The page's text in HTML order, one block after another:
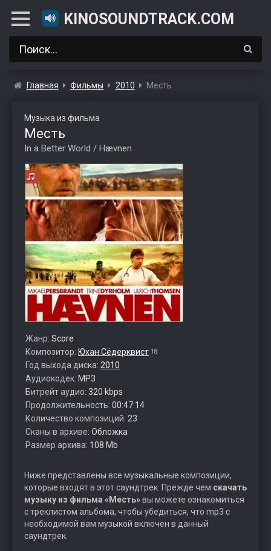
KINOSOUNDTRACK.COM
Главная Фильмы 2010 Месть
Музыка из фильма
Месть
In a Better World / Hævnen
Жанр: Score
Композитор: Юхан Сёдерквист 18
Год выхода диска: 2010
Аудиокодек: MP3
Битрейт аудио: 320 kbps
Продолжительность: 00:47:14
Количество композиций: 23
Сканы в архиве: Обложка
Размер архива: 108 Mb
Ниже представлены все музыкальные композиции,
которые входят в этот саундтрек. Прежде чем скачать
музыку из фильма «Месть»вы можете ознакомиться
с треклистом альбома, чтобы убедиться, что mp3 с
необходимой вам музыкой включен в данный
саундтрек.